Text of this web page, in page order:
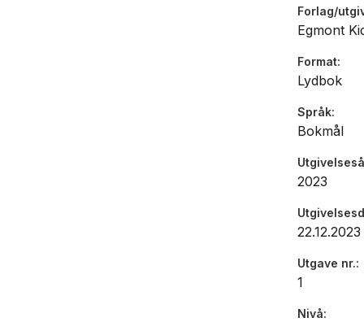
Forlag/
Egmont
Format
Lydbok
Språk
Bokmål
2023
22.12.2023
Utgave nr.
1
Nivå